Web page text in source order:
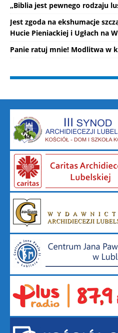
„Biblia jest pewnego rodzaju
Jest zgoda na ekshumacje
Hucie Pieniackiej i Ugłach na
Panie ratuj mnie! Modlitwa w